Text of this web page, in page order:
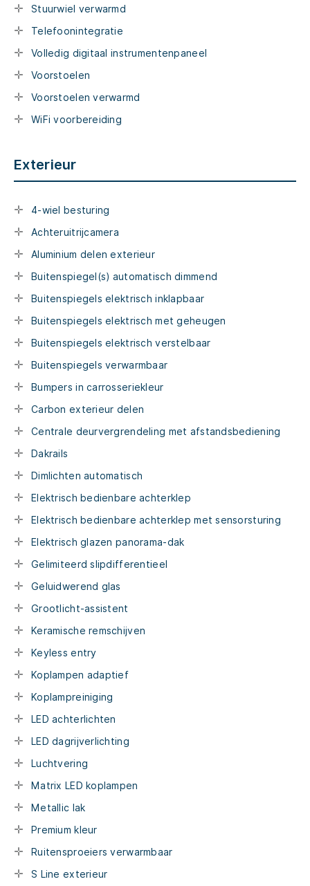
Stuurwiel verwarmd
Telefoonintegratie
Volledig digitaal instrumentenpaneel
Voorstoelen
Voorstoelen verwarmd
WiFi voorbereiding
Exterieur
4-wiel besturing
Achteruitrijcamera
Aluminium delen exterieur
Buitenspiegel(s) automatisch dimmend
Buitenspiegels elektrisch inklapbaar
Buitenspiegels elektrisch met geheugen
Buitenspiegels elektrisch verstelbaar
Buitenspiegels verwarmbaar
Bumpers in carrosseriekleur
Carbon exterieur delen
Centrale deurvergrendeling met afstandsbediening
Dakrails
Dimlichten automatisch
Elektrisch bedienbare achterklep
Elektrisch bedienbare achterklep met sensorsturing
Elektrisch glazen panorama-dak
Gelimiteerd slipdifferentieel
Geluidwerend glas
Grootlicht-assistent
Keramische remschijven
Keyless entry
Koplampen adaptief
Koplampreiniging
LED achterlichten
LED dagrijverlichting
Luchtvering
Matrix LED koplampen
Metallic lak
Premium kleur
Ruitensproeiers verwarmbaar
S Line exterieur